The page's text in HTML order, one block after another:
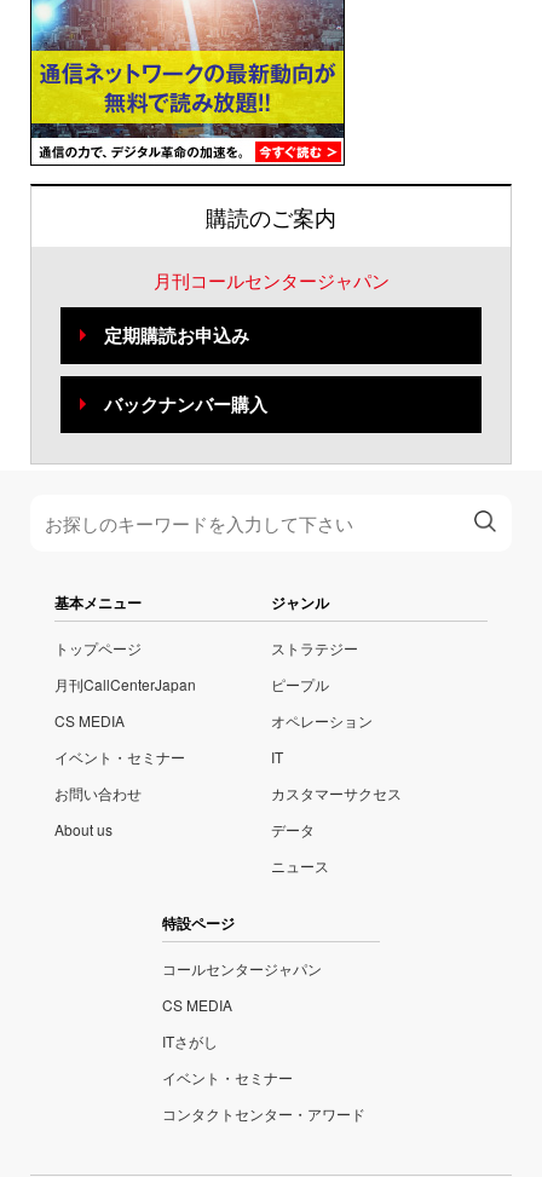
購読のご案内
月刊コールセンタージャパン
定期購読お申込み
バックナンバー購入
基本メニュー
トップページ
月刊CallCenterJapan
CS MEDIA
イベント・セミナー
お問い合わせ
About us
ジャンル
ストラテジー
ピープル
オペレーション
IT
カスタマーサクセス
データ
ニュース
特設ページ
コールセンタージャパン
CS MEDIA
ITさがし
イベント・セミナー
コンタクトセンター・アワード